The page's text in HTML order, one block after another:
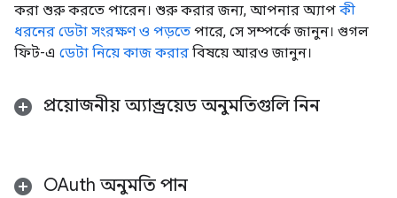
করা শুরু করতে পারেন। শুরু করার জন্য, আপনার অ্যাপ কী
ধরনের ডেটা সংরক্ষণ ও পড়তে পারে, সে সম্পর্কে জানুন। গুগল
ফিট-এ ডেটা নিয়ে কাজ করার বিষয়ে আরও জানুন।
প্রয়োজনীয় অ্যান্ড্রয়েড অনুমতিগুলি নিন
OAuth অনুমতি পান